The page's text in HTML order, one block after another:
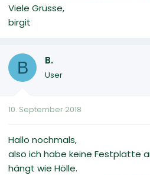
Viele Grüsse,
birgit
B B.
User
10. September 2018
Hallo nochmals,
also ich habe keine Festplatte
hängt wie Hölle.